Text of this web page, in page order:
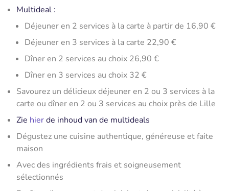
Multideal :
Déjeuner en 2 services à la carte à partir de 16,90 €
Déjeuner en 3 services à la carte 22,90 €
Dîner en 2 services au choix 26,90 €
Dîner en 3 services au choix 32 €
Savourez un délicieux déjeuner en 2 ou 3 services à la
carte ou dîner en 2 ou 3 services au choix près de Lille
Zie hierde inhoud van de multideals
Dégustez une cuisine authentique, généreuse et faite
maison
Avec des ingrédients frais et soigneusement
sélectionnés